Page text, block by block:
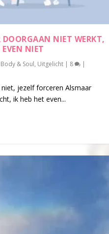
NIET WERKT,
NIET
& Soul, Uitgelicht | 8 |
jezelf forceren Alsmaar
ik heb het even...